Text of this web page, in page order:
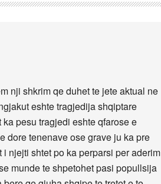
nji shkrim qe duhet te jete aktual ne
eshte tragjedija shqiptare
pesu tragjedi eshte qfarose e
dore tenenave ose grave ju ka pre
njejti shtet po ka perparsi per aderim
munde te shpetohet pasi popullsija